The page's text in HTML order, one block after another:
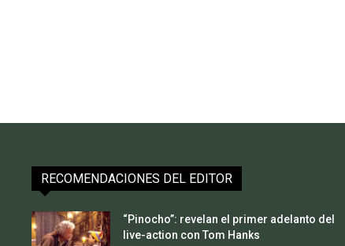
RECOMENDACIONES DEL EDITOR
“Pinocho”: revelan el primer adelanto del
live-action con Tom Hanks